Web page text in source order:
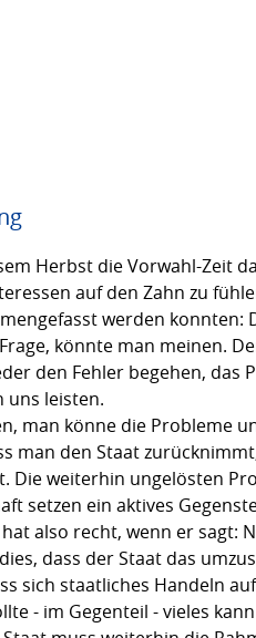
Herbst die Vorwahl-Zeit
auf den Zahn zu
werden konnten:
könnte man meinen.
den Fehler begehen,
uns leisten.
man könne die Probleme
man den Staat
Die weiterhin ungelösten
setzen ein aktives
also recht, wenn er sagt:
dass der Staat das
sich staatliches Handeln
- im Gegenteil - vieles